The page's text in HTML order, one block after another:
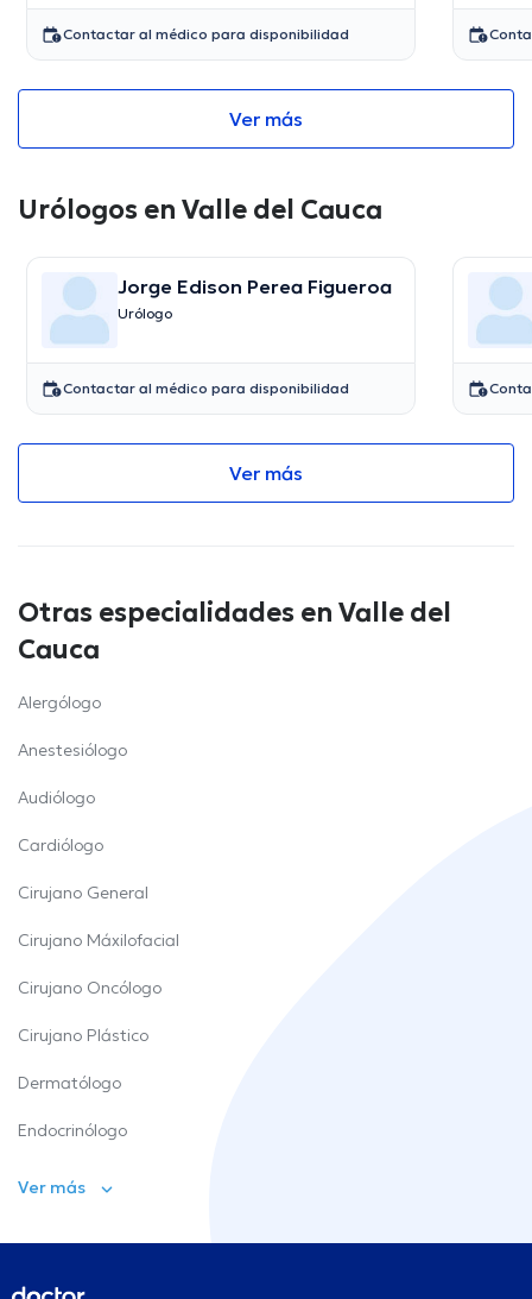
Contactar al médico para disponibilidad
Ver más
Urólogos en Valle del Cauca
Jorge Edison Perea Figueroa
Urólogo
Contactar al médico para disponibilidad
Ver más
Otras especialidades en Valle del
Cauca
Alergólogo
Anestesiólogo
Audiólogo
Cardiólogo
Cirujano General
Cirujano Máxilofacial
Cirujano Oncólogo
Cirujano Plástico
Dermatólogo
Endocrinólogo
Ver más